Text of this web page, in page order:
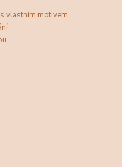
vlastním motivem